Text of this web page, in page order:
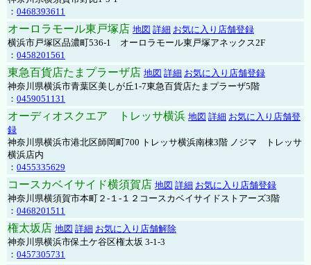
： 0468393611
オーロラモール東戸塚店 地図 詳細 お気に入り店舗登録
横浜市戸塚区品濃町536-1 オーロラモール東戸塚アネックス2F
： 0458201561
東急百貨店たまプラーザ店 地図 詳細 お気に入り店舗登録
神奈川県横浜市青葉区美しが丘1-7東急百貨店たまプラーザ5階
： 0459051131
オーディオスクエア トレッサ横浜 地図 詳細 お気に入り店舗登
録
神奈川県横浜市港北区師岡町700 トレッサ横浜南棟3階 ノジマ トレッサ
横浜店内
： 0455335629
コースカベイサイド横須賀店 地図 詳細 お気に入り店舗登録
神奈川県横須賀市本町２-１-１２コースカベイサイドストアーズ3階
： 0468201511
権太坂店 地図 詳細 お気に入り店舗解除
神奈川県横浜市保土ケ谷区権太坂 3-1-3
： 0457305731